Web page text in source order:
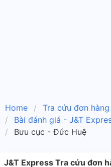
Home
Tra cứu đơn
Bài đánh giá - J&T
Bưu cục - Đức Huệ
J&T Express Tra cứu đơn